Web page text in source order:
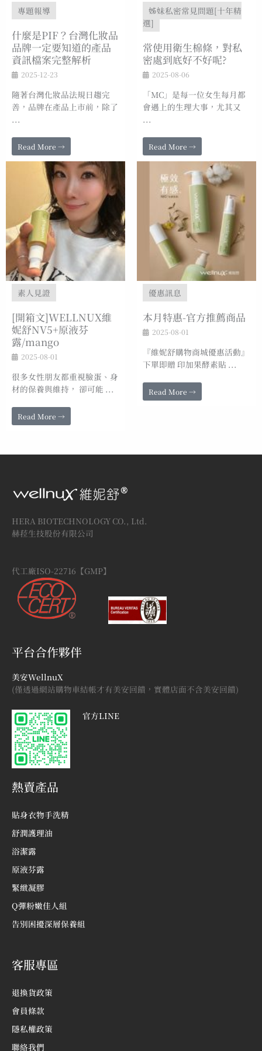
專題報導
什麼是PIF？台灣化妝品
品牌一定要知道的產品
資訊檔案完整解析
2025-12-23
隨著台灣化妝品法規日趨完
善，品牌在產品上市前，除了
...
Read More →
姊妹私密常見問題[十年精
選]
常使用衛生棉條，對私
密處到底好不好呢?
2025-08-06
「MC」是每一位女生每月都
會遇上的生理大事，尤其又
...
Read More →
素人見證
[開箱文]WELLNUX維
妮舒NV5+原液芬
露/mango
2025-08-01
很多女性朋友都重視臉蛋、身
材的保養與維持， 卻可能 ...
Read More →
優惠訊息
本月特惠-官方推薦商品
2025-08-01
『維妮舒購物商城優惠活動』
下單即贈 印加果酵素貼 ...
Read More →
HERA BIOTECHNOLOGY CO., Ltd.
赫菈生技股份有限公司
代工廠ISO-22716【GMP】
平台合作夥伴
美安WellnuX
(僅透過網站購物車結帳才有美安回饋，實體店面不含美安回饋)
官方LINE
熱賣產品
貼身衣物手洗精
舒潤護理油
浴潔露
原液芬露
緊緻凝膠
Q彈粉嫩佳人組
告別困擾深層保養組
客服專區
退換貨政策
會員條款
隱私權政策
聯絡我們